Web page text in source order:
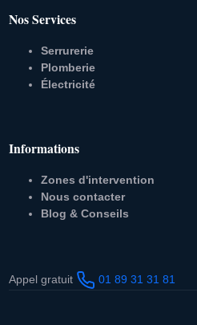
Nos Services
Serrurerie
Plomberie
Électricité
Informations
Zones d'intervention
Nous contacter
Blog & Conseils
Appel gratuit 01 89 31 31 81